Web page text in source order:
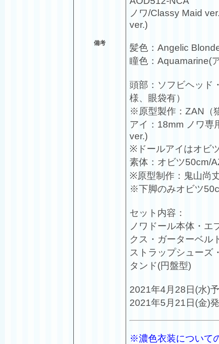
備考
ノワ/Classy Maid
ver.)
髪色：Angelic
瞳色：Aquamarine(
頭部：ソフビヘッド
様、眼袋有）
※原型製作：ZAN（
アイ：18mm ノワ専
ver.)
※ドールアイはオビ
素体：オビツ50cm/
※原型制作：鬼山尚
※下脚のみオビツ
セット内容：
ノワドール本体・エ
クス・ガーターベル
ストラップシューズ
タンド(円盤型)
2021年4月28日(水)
2021年5月21日(金)
※濃色衣装について